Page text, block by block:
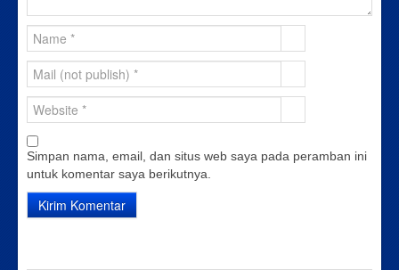
Simpan nama, email, dan situs web saya pada peramban ini
untuk komentar saya berikutnya.